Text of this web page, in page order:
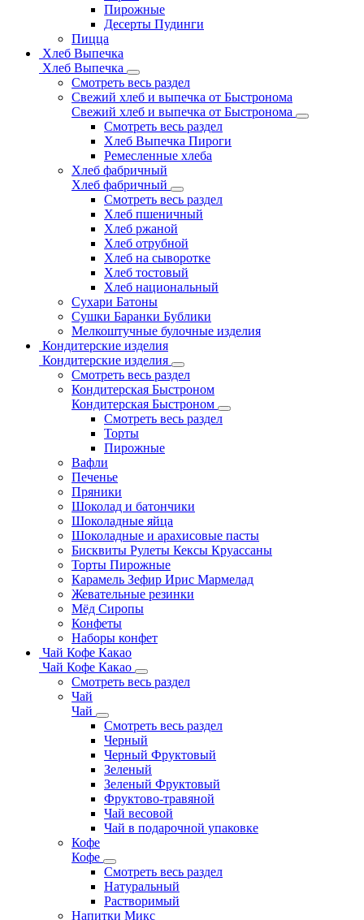
Пирожные
Десерты Пудинги
Пицца
Хлеб Выпечка
Хлеб Выпечка
Смотреть весь раздел
Свежий хлеб и выпечка от Быстронома
Свежий хлеб и выпечка от Быстронома
Смотреть весь раздел
Хлеб Выпечка Пироги
Ремесленные хлеба
Хлеб фабричный
Хлеб фабричный
Смотреть весь раздел
Хлеб пшеничный
Хлеб ржаной
Хлеб отрубной
Хлеб на сыворотке
Хлеб тостовый
Хлеб национальный
Сухари Батоны
Сушки Баранки Бублики
Мелкоштучные булочные изделия
Кондитерские изделия
Кондитерские изделия
Смотреть весь раздел
Кондитерская Быстроном
Кондитерская Быстроном
Смотреть весь раздел
Торты
Пирожные
Вафли
Печенье
Пряники
Шоколад и батончики
Шоколадные яйца
Шоколадные и арахисовые пасты
Бисквиты Рулеты Кексы Круассаны
Торты Пирожные
Карамель Зефир Ирис Мармелад
Жевательные резинки
Мёд Сиропы
Конфеты
Наборы конфет
Чай Кофе Какао
Чай Кофе Какао
Смотреть весь раздел
Чай
Чай
Смотреть весь раздел
Черный
Черный Фруктовый
Зеленый
Зеленый Фруктовый
Фруктово-травяной
Чай весовой
Чай в подарочной упаковке
Кофе
Кофе
Смотреть весь раздел
Натуральный
Растворимый
Напитки Микс